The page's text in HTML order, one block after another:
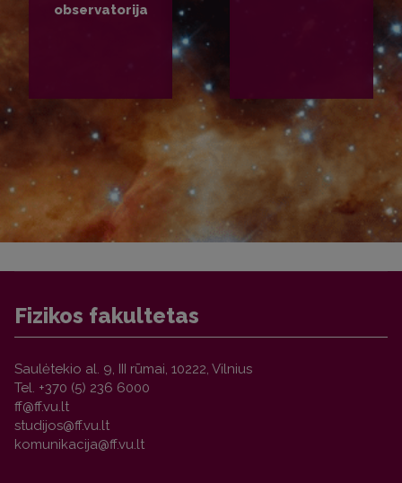
observatorija
Fizikos fakultetas
Saulėtekio al. 9, III rūmai, 10222, Vilnius
Tel. +370 (5) 236 6000